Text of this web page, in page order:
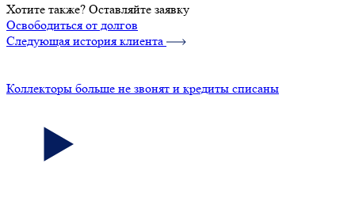
Хотите также? Оставляйте заявку
Освободиться от долгов
Следующая история клиента
Коллекторы больше не звонят и кредиты списаны